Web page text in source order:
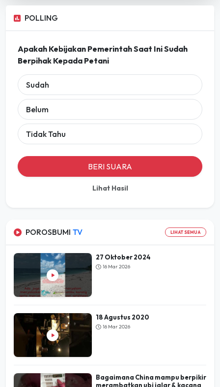
POLLING
Apakah Kebijakan Pemerintah Saat Ini Sudah
Berpihak Kepada Petani
Sudah
Belum
Tidak Tahu
BERI SUARA
Lihat Hasil
POROSBUMI TV LIHAT SEMUA
27 Oktober 2024
16 Mar 2026
18 Agustus 2020
16 Mar 2026
Bagaimana China mampu berpikir
merambatkan ubi jalar & kacang